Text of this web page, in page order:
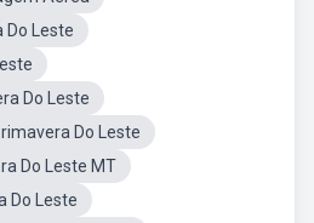
Do Leste
Do Leste
Do Leste
Do Leste MT
Do Leste